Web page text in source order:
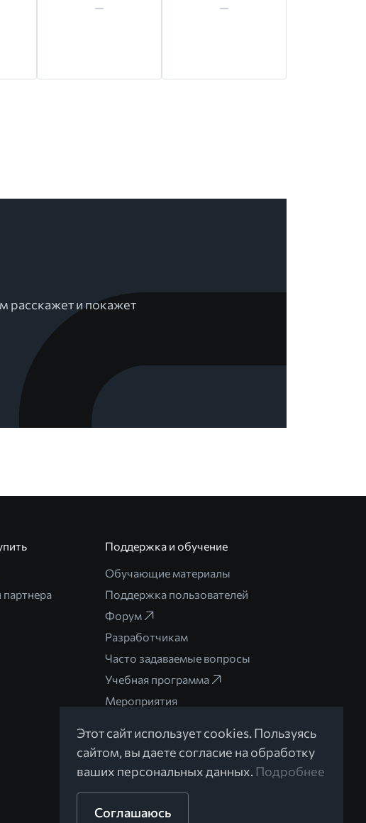
расскажет и покажет
партнера
Поддержка и обучение
Обучающие материалы
Поддержка пользователей
Форум
Разработчикам
Часто задаваемые вопросы
Учебная программа
Мероприятия
Этот сайт использует cookies. Пользуясь
сайтом, вы даете согласие на обработку
ваших персональных данных.Подробнее
Соглашаюсь